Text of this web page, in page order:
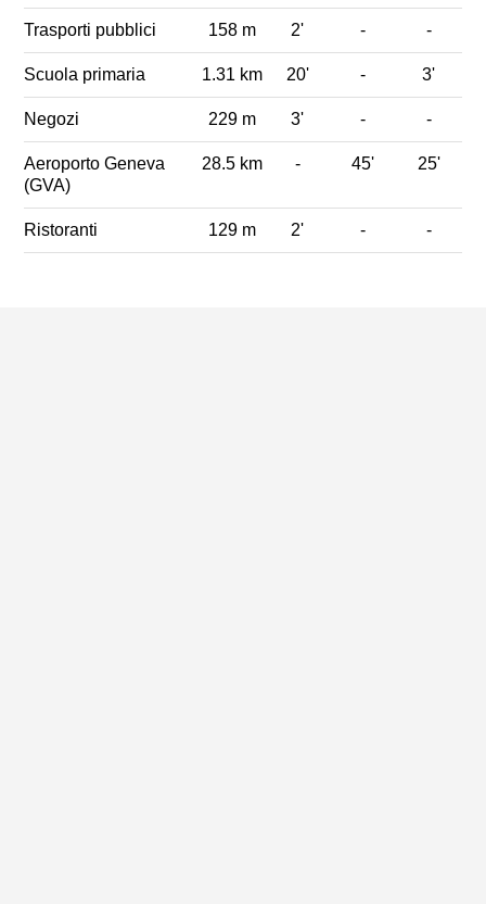
Trasporti pubblici 158 m 2' - -
Scuola primaria 1.31 km 20' - 3'
Negozi 229 m 3' - -
Aeroporto Geneva
(GVA)
28.5 km - 45' 25'
Ristoranti 129 m 2' - -